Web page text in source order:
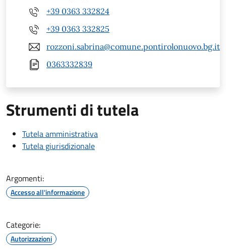
+39 0363 332824
+39 0363 332825
rozzoni.sabrina@comune.pontirolonuovo.bg.it
0363332839
Strumenti di tutela
Tutela amministrativa
Tutela giurisdizionale
Argomenti:
Accesso all'informazione
Categorie:
Autorizzazioni